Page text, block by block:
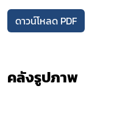
ดาวน์โหลด PDF
คลังรูปภาพ